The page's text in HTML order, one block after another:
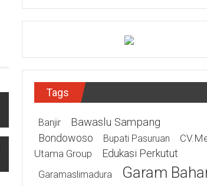
Tags
Banjir Bawaslu Sampang
Bondowoso Bupati Pasuruan
Utama Group
Edukasi Perkutut
Garamaslimadura
Garam